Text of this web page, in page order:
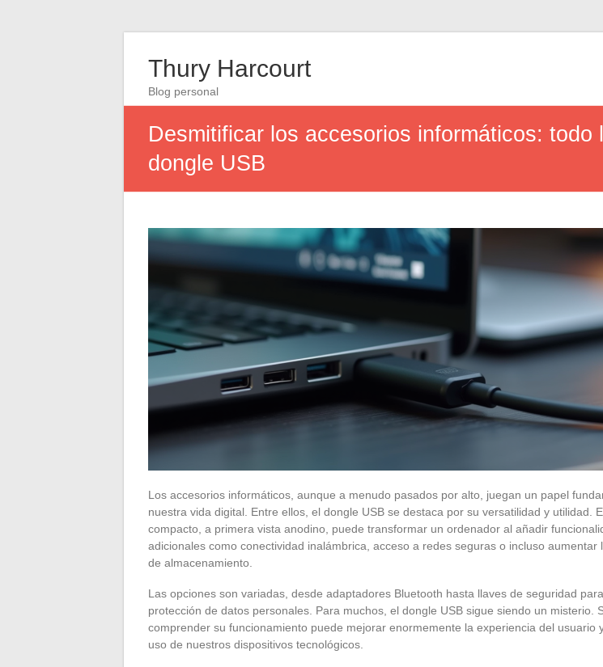
Thury Harcourt
Blog personal
Desmitificar los accesorios informáticos: todo
dongle USB
Los accesorios informáticos, aunque a menudo pasados por alto, juegan un papel
nuestra vida digital. Entre ellos, el dongle USB se destaca por su versatilidad y utilidad.
compacto, a primera vista anodino, puede transformar un ordenador al añadir
adicionales como conectividad inalámbrica, acceso a redes seguras o incluso aumentar
de almacenamiento.
Las opciones son variadas, desde adaptadores Bluetooth hasta llaves de seguridad
protección de datos personales. Para muchos, el dongle USB sigue siendo un misterio.
comprender su funcionamiento puede mejorar enormemente la experiencia del usuario
uso de nuestros dispositivos tecnológicos.